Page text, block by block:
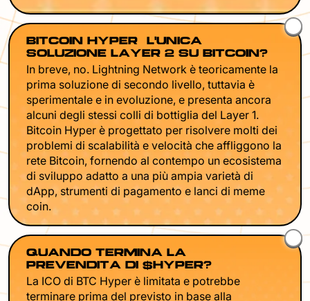
BITCOIN HYPER È L'UNICA
SOLUZIONE LAYER 2 SU BITCOIN?
In breve, no. Lightning Network è teoricamente la
prima soluzione di secondo livello, tuttavia è
sperimentale e in evoluzione, e presenta ancora
alcuni degli stessi colli di bottiglia del Layer 1.
Bitcoin Hyper è progettato per risolvere molti dei
problemi di scalabilità e velocità che affliggono la
rete Bitcoin, fornendo al contempo un ecosistema
di sviluppo adatto a una più ampia varietà di
dApp, strumenti di pagamento e lanci di meme
coin.
QUANDO TERMINA LA
PREVENDITA DI $HYPER?
La ICO di BTC Hyper è limitata e potrebbe
terminare prima del previsto in base alla